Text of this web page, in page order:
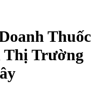
Thuốc
Thị Trường